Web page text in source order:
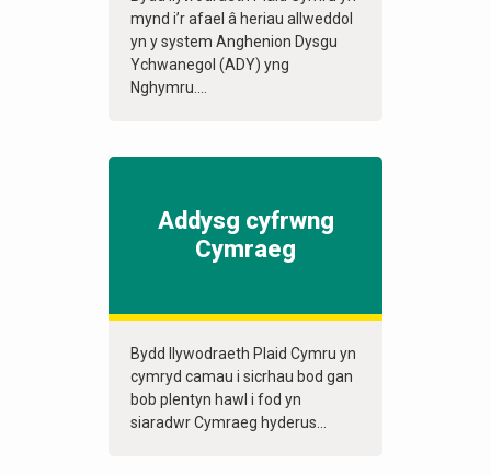
mynd i’r afael â heriau allweddol
yn y system Anghenion Dysgu
Ychwanegol (ADY) yng
Nghymru....
Addysg cyfrwng
Cymraeg
Bydd llywodraeth Plaid Cymru yn
cymryd camau i sicrhau bod gan
bob plentyn hawl i fod yn
siaradwr Cymraeg hyderus...